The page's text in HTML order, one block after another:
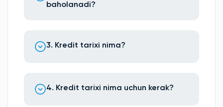
baholanadi?
3. Kredit tarixi nima?
4. Kredit tarixi nima uchun kerak?